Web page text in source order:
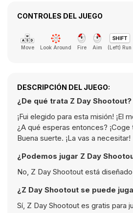
CONTROLES DEL JUEGO
Move Look Around Fire Aim (Left) Run
DESCRIPCIÓN DEL JUEGO:
¿De qué trata Z Day Shootout?
¡Fui elegido para esta misión! ¡El
¿A qué esperas entonces?
Buena suerte. ¡La vas a necesitar!
¿Podemos jugar Z Day
No, Z Day Shootout está
¿Z Day Shootout se puede
Sí, Z Day Shootout es gratis para